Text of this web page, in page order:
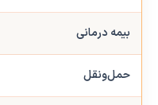
بیمه درمانی
حمل‌ونقل